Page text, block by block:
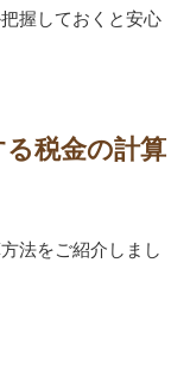
握しておくと安心
税金の計算
法をご紹介しまし